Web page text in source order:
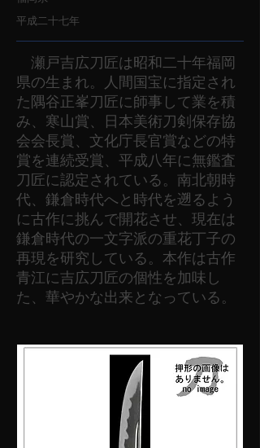
平成二十七年
瀬戸吉広刀匠は昭和二十年福岡
県の生まれ。人間国宝に指定され
た隅谷正峯刀匠に師事して業を積
み、寒山賞、日本美術刀剣保存協
会会長賞、文化庁長官賞などの特
賞を連続受賞、平成八年に無鑑査
刀匠に認定されている。南北朝時
代、鎌倉時代へと時代を遡るよう
に古作に挑んで開花させ、現在は
鎌倉時代の一文字派の重花丁子の
再現を研究している。本作は古作
青江に吉広刀匠の個性を加味し
た、華やかな出来となっている。